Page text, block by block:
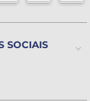
SOCIAIS